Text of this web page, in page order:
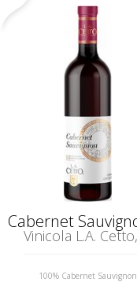
100% Cabernet Sauvignon